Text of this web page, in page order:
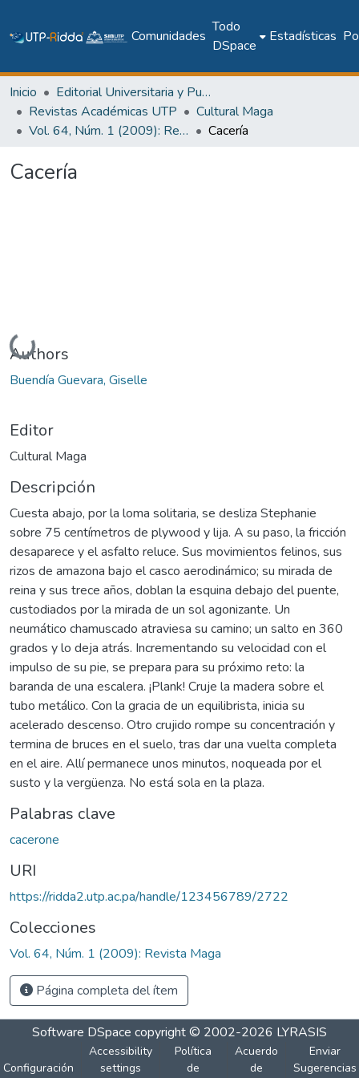
Comunidades
Todo
DSpace
Estadísticas
Inicio
Editorial Universitaria y Publicaciones Seriadas
Revistas Académicas UTP
Cultural Maga
Vol. 64, Núm. 1 (2009): Revista Maga
Cacería
Cacería
Cargando...
Authors
Buendía Guevara, Giselle
Editor
Cultural Maga
Descripción
Cuesta abajo, por la loma solitaria, se desliza Stephanie
sobre 75 centímetros de plywood y lija. A su paso, la fricción
desaparece y el asfalto reluce. Sus movimientos felinos, sus
rizos de amazona bajo el casco aerodinámico; su mirada de
reina y sus trece años, doblan la esquina debajo del puente,
custodiados por la mirada de un sol agonizante. Un
neumático chamuscado atraviesa su camino; un salto en 360
grados y lo deja atrás. Incrementando su velocidad con el
impulso de su pie, se prepara para su próximo reto: la
baranda de una escalera. ¡Plank! Cruje la madera sobre el
tubo metálico. Con la gracia de un equilibrista, inicia su
acelerado descenso. Otro crujido rompe su concentración y
termina de bruces en el suelo, tras dar una vuelta completa
en el aire. Allí permanece unos minutos, noqueada por el
susto y la vergüenza. No está sola en la plaza.
Palabras clave
cacerone
URI
https://ridda2.utp.ac.pa/handle/123456789/2722
Colecciones
Vol. 64, Núm. 1 (2009): Revista Maga
Página completa del ítem
Software DSpace copyright © 2002-2026 LYRASIS
Configuración
Accessibility
settings
Política
de
Acuerdo
de
Enviar
Sugerencias